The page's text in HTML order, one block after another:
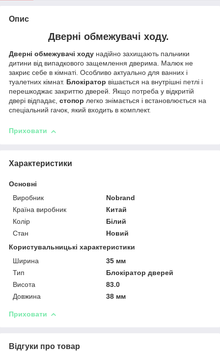
Опис
Дверні обмежувачі ходу.
Дверні обмежувачі ходу надійно захищають пальчики
дитини від випадкового защемлення дверима. Малюк не
закриє себе в кімнаті. Особливо актуально для ванних і
туалетних кімнат. Блокіратор вішається на внутрішні петлі і
перешкоджає закриттю дверей. Якщо потреба у відкритій
двері відпадає, стопор легко знімається і встановлюється на
спеціальний гачок, який входить в комплект.
Приховати
Характеристики
Основні
Виробник
Nobrand
Країна виробник
Китай
Колір
Білий
Стан
Новий
Користувальницькі характеристики
Ширина
35 мм
Тип
Блокіратор дверей
Висота
83.0
Довжина
38 мм
Приховати
Відгуки про товар